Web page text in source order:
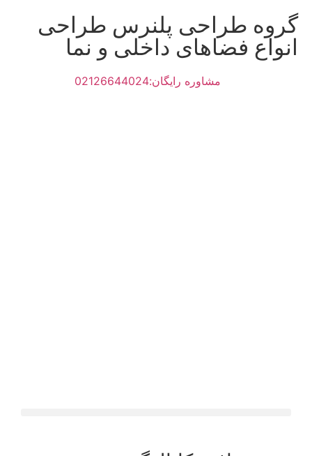
گروه طراحی پلنرس طراحی
انواع فضاهای داخلی و نما
مشاوره رایگان:02126644024